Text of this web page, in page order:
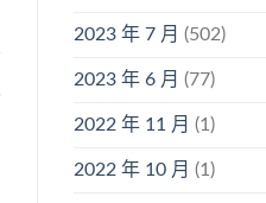
2023 年 7 月 (502)
2023 年 6 月 (77)
2022 年 11 月 (1)
2022 年 10 月 (1)